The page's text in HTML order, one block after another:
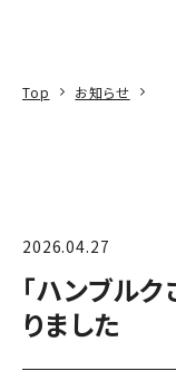
Top お知らせ
2026.04.27
「ハンブル
りました